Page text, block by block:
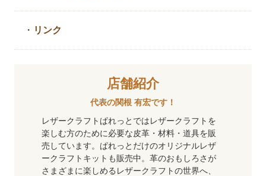
・ リンク
店舗紹介
代表の関根 有宏です！
レザークラフトぱれっとではレザークラフトを
楽しむ方のために必要な皮革・材料・道具を販
売しています。ぱれっとだけのオリジナルレザ
ークラフトキットも販売中。革のおもしろさが
さまざまに楽しめるレザークラフトの世界へ、